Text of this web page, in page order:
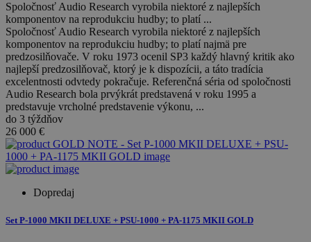
Spoločnosť Audio Research vyrobila niektoré z najlepších
komponentov na reprodukciu hudby; to platí ...
Spoločnosť Audio Research vyrobila niektoré z najlepších
komponentov na reprodukciu hudby; to platí najmä pre
predzosilňovače. V roku 1973 ocenil SP3 každý hlavný kritik ako
najlepší predzosilňovač, ktorý je k dispozícii, a táto tradícia
excelentnosti odvtedy pokračuje. Referenčná séria od spoločnosti
Audio Research bola prvýkrát predstavená v roku 1995 a
predstavuje vrcholné predstavenie výkonu, ...
do 3 týždňov
26 000 €
Dopredaj
Set P-1000 MKII DELUXE + PSU-1000 + PA-1175 MKII GOLD